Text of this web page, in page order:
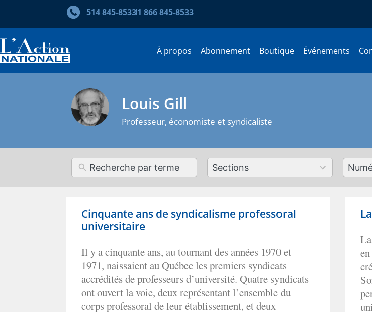
514 845‑85331 866 845‑8533
À propos Abonnement Boutique Événements
Louis Gill
Professeur, économiste et syndicaliste
12
results
179
results
Cinquante ans de syndicalisme professoral
universitaire
Il y a cinquante ans, au tournant des années 1970 et
1971, naissaient au Québec les premiers syndicats
accrédités de professeurs d’université. Quatre syndicats
ont ouvert la voie, deux représentant l’ensemble du
corps professoral de leur établissement, et deux